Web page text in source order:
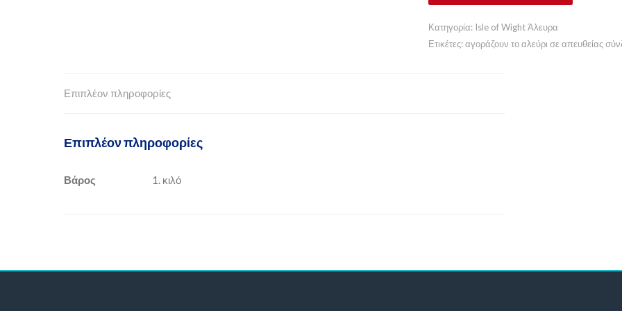
Κατηγορία: Isle of Wight Άλευρα
Ετικέτες:αγοράζουν το αλεύρι σε απευθείας
Επιπλέον πληροφορίες
Επιπλέον πληροφορίες
Βάρος 1. κιλό